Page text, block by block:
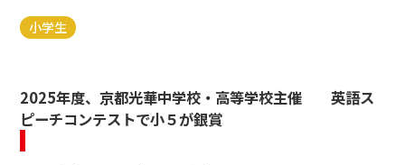
小学生
2025年度、京都光華中学校・高等学校主催 英語ス
ピーチコンテストで小５が銀賞